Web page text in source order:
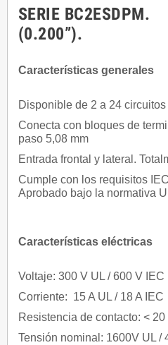
SERIE
(0.200”).
Características generales
Disponible de 2 a 24 circuitos
Conecta con bloques de
paso 5,08 mm
Entrada frontal y lateral.
Cumple con los requisitos
Aprobado bajo la normativa
Características eléctricas
Voltaje: 300 V UL / 600 V IEC
Corriente: 15 A UL / 18 A IEC
Resistencia de contacto: <
Tensión nominal: 1600V UL /